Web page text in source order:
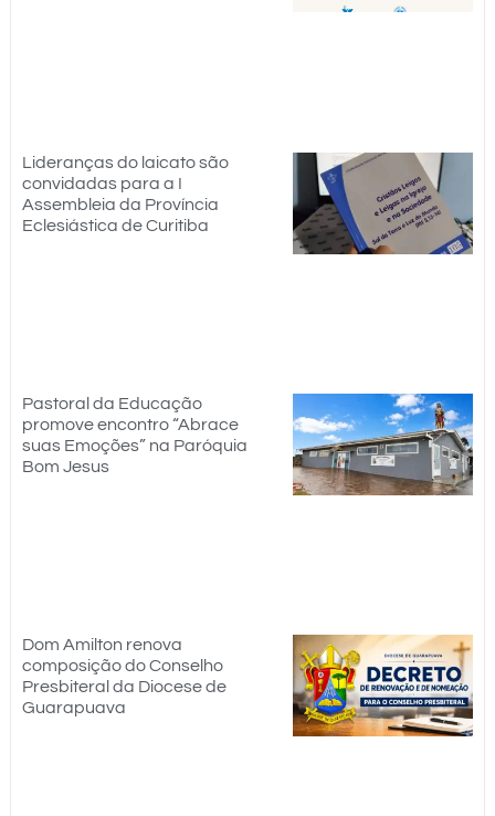
Lideranças do laicato são
convidadas para a I
Assembleia da Província
Eclesiástica de Curitiba
Pastoral da Educação
promove encontro “Abrace
suas Emoções” na Paróquia
Bom Jesus
Dom Amilton renova
composição do Conselho
Presbiteral da Diocese de
Guarapuava